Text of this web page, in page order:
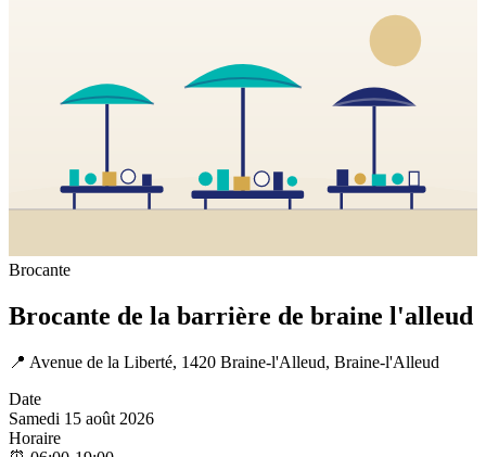
Brocante
Brocante de la barrière de braine l'alleud
📍 Avenue de la Liberté, 1420 Braine-l'Alleud, Braine-l'Alleud
Date
Samedi 15 août 2026
Horaire